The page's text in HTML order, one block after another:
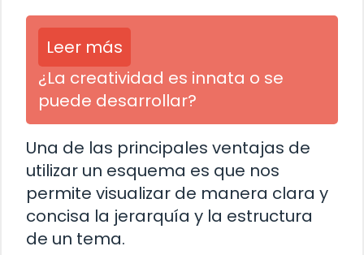
Leer más
¿La creatividad es innata o se
puede desarrollar?
Una de las principales ventajas de
utilizar un esquema es que nos
permite visualizar de manera clara y
concisa la jerarquía y la estructura
de un tema.